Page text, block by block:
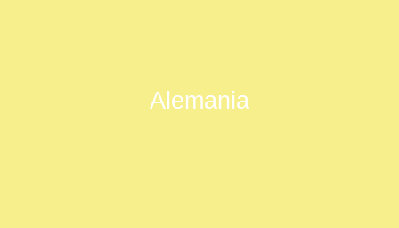
Alemania